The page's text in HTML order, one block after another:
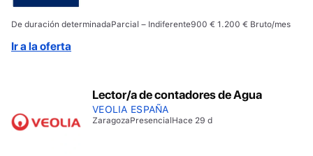
De duración determinadaParcial – Indiferente900 € 1.200 € Bruto/mes
Ir a la oferta
Lector/a de contadores de Agua
VEOLIA ESPAÑA
ZaragozaPresencialHace 29 d